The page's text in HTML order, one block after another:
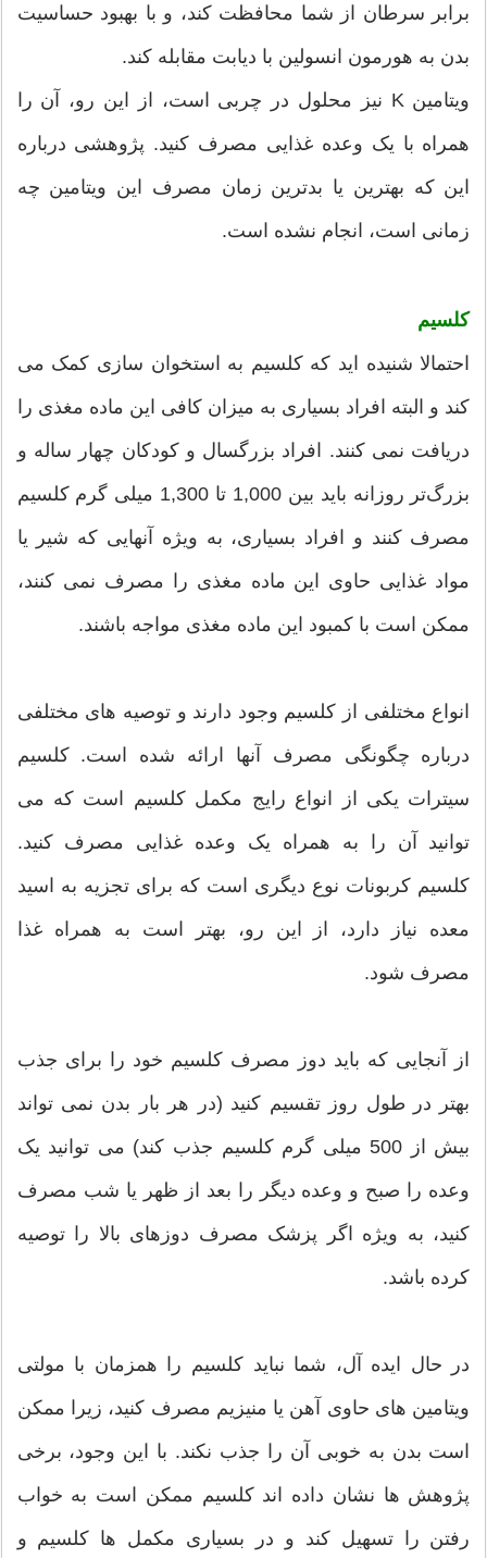
برابر سرطان از شما محافظت کند، و با بهبود حساسیت
بدن به هورمون انسولین با دیابت مقابله کند.
ویتامین K نیز محلول در چربی است، از این رو، آن را
همراه با یک وعده غذایی مصرف کنید. پژوهشی درباره
این که بهترین یا بدترین زمان مصرف این ویتامین چه
زمانی است، انجام نشده است.
کلسیم
احتمالا شنیده اید که کلسیم به استخوان سازی کمک می
کند و البته افراد بسیاری به میزان کافی این ماده مغذی را
دریافت نمی کنند. افراد بزرگسال و کودکان چهار ساله و
بزرگ‌تر روزانه باید بین 1,000 تا 1,300 میلی گرم کلسیم
مصرف کنند و افراد بسیاری، به ویژه آنهایی که شیر یا
مواد غذایی حاوی این ماده مغذی را مصرف نمی کنند،
ممکن است با کمبود این ماده مغذی مواجه باشند.
انواع مختلفی از کلسیم وجود دارند و توصیه های مختلفی
درباره چگونگی مصرف آنها ارائه شده است. کلسیم
سیترات یکی از انواع رایج مکمل کلسیم است که می
توانید آن را به همراه یک وعده غذایی مصرف کنید.
کلسیم کربونات نوع دیگری است که برای تجزیه به اسید
معده نیاز دارد، از این رو، بهتر است به همراه غذا
مصرف شود.
از آنجایی که باید دوز مصرف کلسیم خود را برای جذب
بهتر در طول روز تقسیم کنید (در هر بار بدن نمی تواند
بیش از 500 میلی گرم کلسیم جذب کند) می توانید یک
وعده را صبح و وعده دیگر را بعد از ظهر یا شب مصرف
کنید، به ویژه اگر پزشک مصرف دوزهای بالا را توصیه
کرده باشد.
در حال ایده آل، شما نباید کلسیم را همزمان با مولتی
ویتامین های حاوی آهن یا منیزیم مصرف کنید، زیرا ممکن
است بدن به خوبی آن را جذب نکند. با این وجود، برخی
پژوهش ها نشان داده اند کلسیم ممکن است به خواب
رفتن را تسهیل کند و در بسیاری مکمل ها کلسیم و